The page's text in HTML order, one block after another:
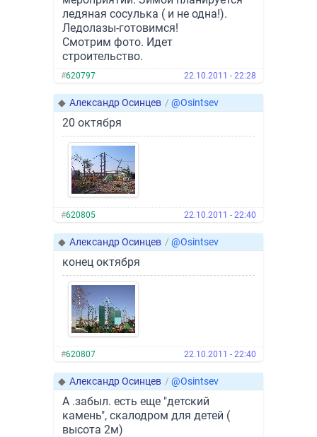
ледяная сосулька ( и не одна!).
Ледолазы-готовимся!
Смотрим фото. Идет
строительство.
#620797 22.10.2011 - 22:28
◆ Александр Осинцев / @Osintsev
20 октября
#620805 22.10.2011 - 22:40
◆ Александр Осинцев / @Osintsev
конец октября
#620807 22.10.2011 - 22:40
◆ Александр Осинцев / @Osintsev
А .забыл. есть еще "детский
камень", скалодром для детей (
высота 2м)